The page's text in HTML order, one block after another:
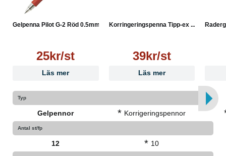
Gelpenna Pilot G-2 Röd 0.5mm
25kr/st
Läs mer
Korringeringspenna Tipp-ex ...
39kr/st
Läs mer
Typ
Gelpennor * Korrigeringspennor
Antal st/fp
12 * 10